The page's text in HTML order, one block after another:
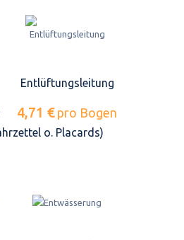
o. Placards)
Entlüftungsleitung
4,71 € pro Bogen